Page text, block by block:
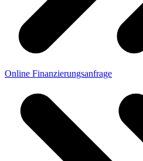
Online Finanzierungsanfrage